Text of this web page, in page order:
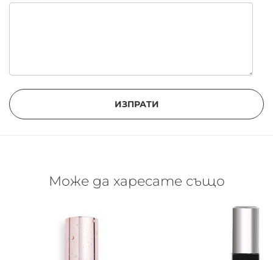
ИЗПРАТИ
Може да харесате също